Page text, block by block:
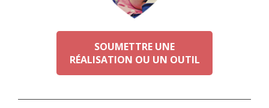
SOUMETTRE UNE
RÉALISATION OU UN OUTIL